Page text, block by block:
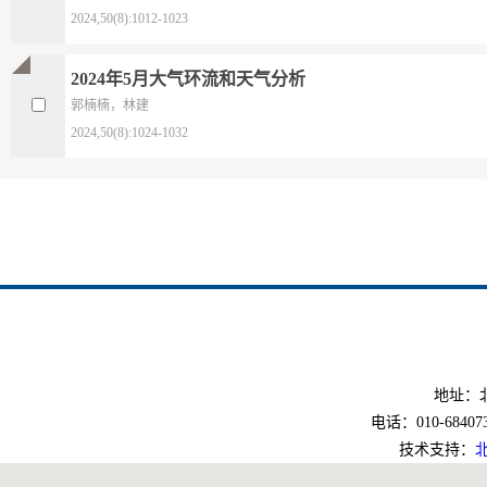
2024,50(8):1012-1023
2024年5月大气环流和天气分析
郭楠楠，林建
2024,50(8):1024-1032
地址：
电话：010-
技术支持：